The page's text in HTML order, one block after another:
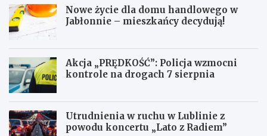
Nowe życie dla domu handlowego w
Jabłonnie – mieszkańcy decydują!
Akcja „PRĘDKOŚĆ”: Policja wzmocni
kontrole na drogach 7 sierpnia
Utrudnienia w ruchu w Lublinie z
powodu koncertu „Lato z Radiem”